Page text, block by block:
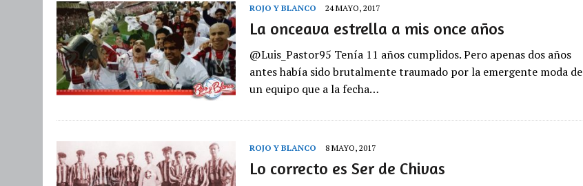
ROJO Y BLANCO 24 MAYO, 2017
La onceava estrella a mis once años
@Luis_Pastor95 Tenía 11 años cumplidos. Pero apenas dos años
antes había sido brutalmente traumado por la emergente moda de
un equipo que a la fecha…
ROJO Y BLANCO 8 MAYO, 2017
Lo correcto es Ser de Chivas